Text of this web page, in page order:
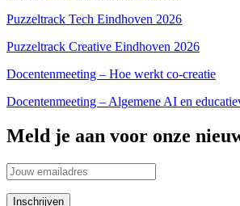
Puzzeltrack Tech Eindhoven 2026
Puzzeltrack Creative Eindhoven 2026
Docentenmeeting – Hoe werkt co-creatie
Docentenmeeting – Algemene AI en
Meld je aan voor onze